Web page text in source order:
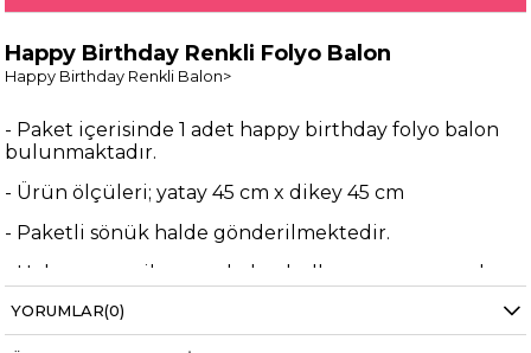
Happy Birthday Renkli Folyo Balon
Happy Birthday Renkli Balon>
- Paket içerisinde 1 adet happy birthday folyo balon
bulunmaktadır.
- Ürün ölçüleri; yatay 45 cm x dikey 45 cm
- Paketli sönük halde gönderilmektedir.
- Helyum gazı ile uçan balon kullanımına uygundur.
- Folyo balonlarınızın havası indikten sonra
tekrardan şişirebilme özelliği mevcuttur.
YORUMLAR(0)